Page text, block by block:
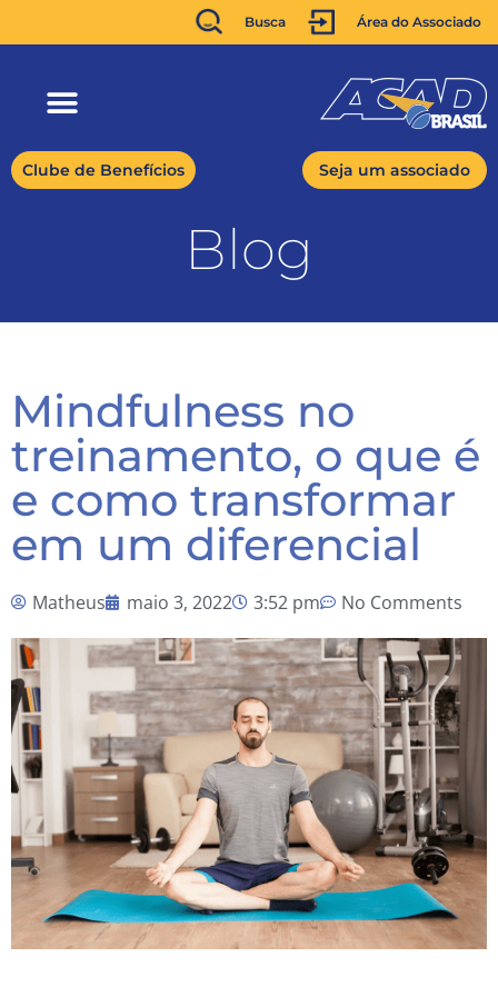
Busca Área do Associado
Clube de Benefícios Seja um associado
Blog
Mindfulness no
treinamento, o que é
e como transformar
em um diferencial
Matheus maio 3, 2022 3:52 pm No Comments